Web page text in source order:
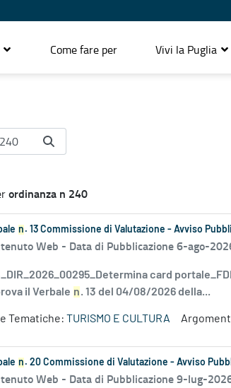
Come fare per Vivi la Puglia
ordinanza n 240
n . 13 Commissione di Valutazione - Avviso
Web - Data di Pubblicazione 6-ago-
card
il Verbale n. 13 del 04/08/2026 della...
Tematiche: TURISMO E CULTURA
n . 20 Commissione di Valutazione - Avviso
Web - Data di Pubblicazione 9-lug-